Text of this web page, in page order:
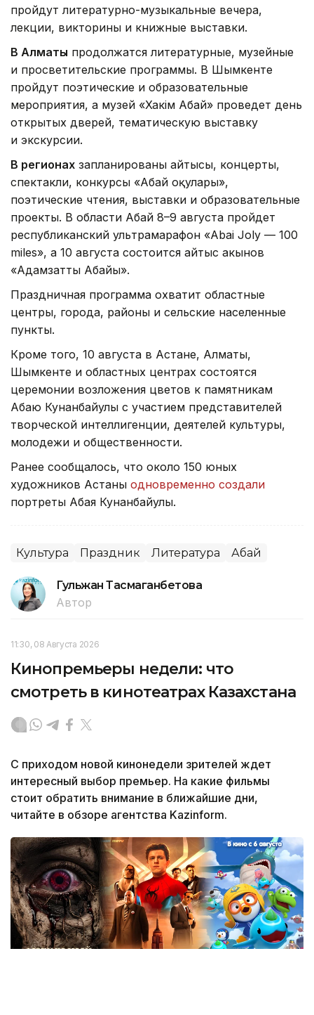
пройдут литературно-музыкальные вечера,
лекции, викторины и книжные выставки.
В Алматы продолжатся литературные, музейные
и просветительские программы. В Шымкенте
пройдут поэтические и образовательные
мероприятия, а музей «Хакім Абай» проведет день
открытых дверей, тематическую выставку
и экскурсии.
В регионах запланированы айтысы, концерты,
спектакли, конкурсы «Абай оқулары»,
поэтические чтения, выставки и образовательные
проекты. В области Абай 8–9 августа пройдет
республиканский ультрамарафон «Abai Joly — 100
miles», а 10 августа состоится айтыс акынов
«Адамзаттың Абайы».
Праздничная программа охватит областные
центры, города, районы и сельские населенные
пункты.
Кроме того, 10 августа в Астане, Алматы,
Шымкенте и областных центрах состоятся
церемонии возложения цветов к памятникам
Абаю Кунанбайулы с участием представителей
творческой интеллигенции, деятелей культуры,
молодежи и общественности.
Ранее сообщалось, что около 150 юных
художников Астаны одновременно создали
портреты Абая Кунанбайулы.
Культура Праздник Литература Абай
Гульжан Тасмаганбетова
Автор
11:30, 08 Августа 2026
Кинопремьеры недели: что
смотреть в кинотеатрах Казахстана
С приходом новой кинонедели зрителей ждет
интересный выбор премьер. На какие фильмы
стоит обратить внимание в ближайшие дни,
читайте в обзоре агентства Kazinform.